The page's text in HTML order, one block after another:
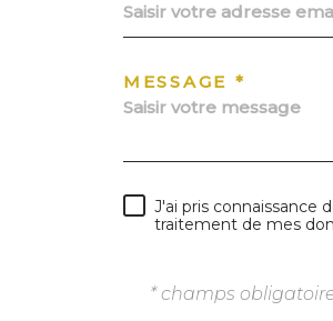
MESSAGE *
J'ai pris connaissance
traitement de mes
* champs